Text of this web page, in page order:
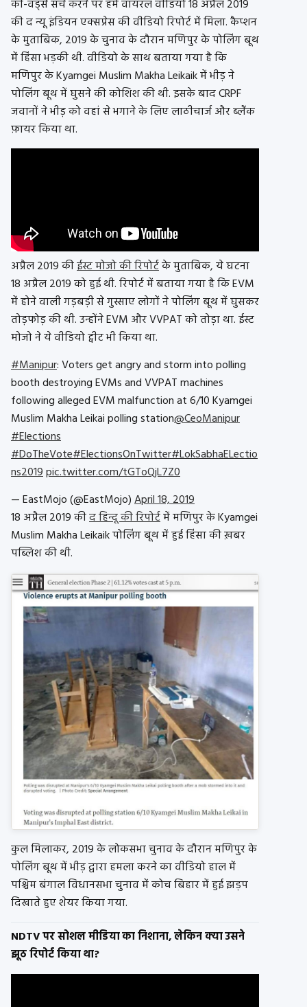
की-वर्ड्स सर्च करने पर हमें वायरल वीडियो 18 अप्रैल 2019
की द न्यू इंडियन एक्सप्रेस की वीडियो रिपोर्ट में मिला. कैप्शन
के मुताबिक, 2019 के चुनाव के दौरान मणिपुर के पोलिंग बूथ
में हिंसा भड़की थी. वीडियो के साथ बताया गया है कि
मणिपुर के Kyamgei Muslim Makha Leikaik में भीड़ ने
पोलिंग बूथ में घुसने की कोशिश की थी. इसके बाद CRPF
जवानों ने भीड़ को वहां से भगाने के लिए लाठीचार्ज और ब्लैंक
फ़ायर किया था.
अप्रैल 2019 कीईस्ट मोजो की रिपोर्टके मुताबिक, ये घटना
18 अप्रैल 2019 को हुई थी. रिपोर्ट में बताया गया है कि EVM
में होने वाली गड़बड़ी से गुस्साए लोगों ने पोलिंग बूथ में घुसकर
तोड़फोड़ की थी. उन्होंने EVM और VVPAT को तोड़ा था. ईस्ट
मोजो ने ये वीडियो ट्वीट भी किया था.
#Manipur: Voters get angry and storm into polling
booth destroying EVMs and VVPAT machines
following alleged EVM malfunction at 6/10 Kyamgei
Muslim Makha Leikai polling station@CeoManipur
#Elections
#DoTheVote#ElectionsOnTwitter#LokSabhaELectio
ns2019pic.twitter.com/tGToQjL7Z0
— EastMojo (@EastMojo)April 18, 2019
18 अप्रैल 2019 कीद हिन्दू की रिपोर्टमें मणिपुर के Kyamgei
Muslim Makha Leikaik पोलिंग बूथ में हुई हिंसा की ख़बर
पब्लिश की थी.
कुल मिलाकर, 2019 के लोकसभा चुनाव के दौरान मणिपुर के
पोलिंग बूथ में भीड़ द्वारा हमला करने का वीडियो हाल में
पश्चिम बंगाल विधानसभा चुनाव में कोच बिहार में हुई झड़प
दिखाते हुए शेयर किया गया.
NDTV पर सोशल मीडिया का निशाना, लेकिन क्या उसने
झूठ रिपोर्ट किया था?